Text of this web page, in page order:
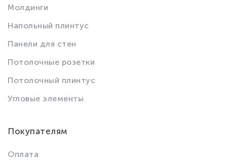
Молдинги
Напольный плинтус
Панели для стен
Потолочные розетки
Потолочный плинтус
Угловые элементы
Покупателям
Оплата